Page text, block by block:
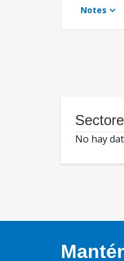
Notes
No hay